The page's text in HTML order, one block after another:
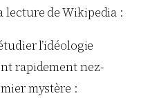
lecture de Wikipedia :
l’idéologie
rapidement nez-
mystère :